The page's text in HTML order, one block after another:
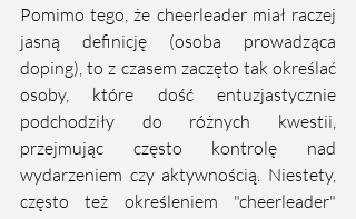
Pomimo tego, że cheerleader miał raczej
jasną definicję (osoba prowadząca
doping), to z czasem zaczęto tak określać
osoby, które dość entuzjastycznie
podchodziły do różnych kwestii,
przejmując często kontrolę nad
wydarzeniem czy aktywnością. Niestety,
często też określeniem "cheerleader"